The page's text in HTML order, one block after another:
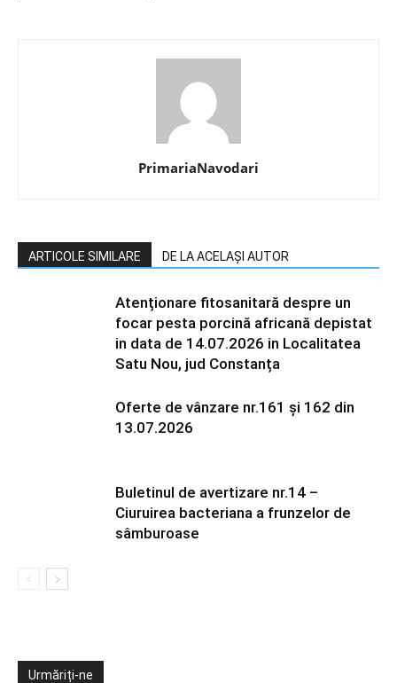
PrimariaNavodari
ARTICOLE SIMILARE DE LA ACELAȘI AUTOR
Atenționare fitosanitară despre un
focar pesta porcină africană depistat
in data de 14.07.2026 in Localitatea
Satu Nou, jud Constanța
Oferte de vânzare nr.161 și 162 din
13.07.2026
Buletinul de avertizare nr.14 –
Ciuruirea bacteriana a frunzelor de
sâmburoase
Urmăriți-ne